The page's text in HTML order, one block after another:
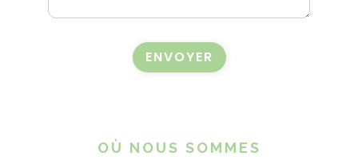
ENVOYER
OÙ NOUS SOMMES